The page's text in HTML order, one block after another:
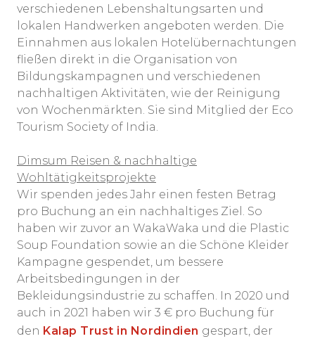
verschiedenen Lebenshaltungsarten und
lokalen Handwerken angeboten werden. Die
Einnahmen aus lokalen Hotelübernachtungen
fließen direkt in die Organisation von
Bildungskampagnen und verschiedenen
nachhaltigen Aktivitäten, wie der Reinigung
von Wochenmärkten. Sie sind Mitglied der Eco
Tourism Society of India.
Dimsum Reisen & nachhaltige
Wohltätigkeitsprojekte
Wir spenden jedes Jahr einen festen Betrag
pro Buchung an ein nachhaltiges Ziel. So
haben wir zuvor an WakaWaka und die Plastic
Soup Foundation sowie an die Schöne Kleider
Kampagne gespendet, um bessere
Arbeitsbedingungen in der
Bekleidungsindustrie zu schaffen. In 2020 und
auch in 2021 haben wir 3 € pro Buchung für
den Kalap Trust in Nordindien gespart, der